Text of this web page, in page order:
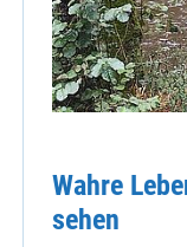
Wahre
sehen